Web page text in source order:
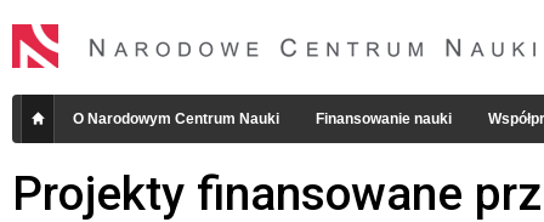
O Narodowym Centrum Nauki Finansowanie nauki
Projekty finansowane